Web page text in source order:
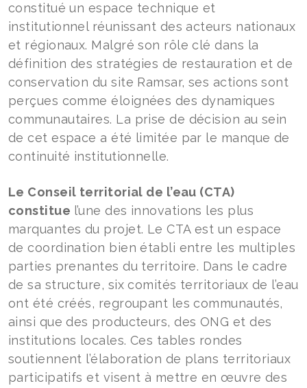
constitué un espace technique et
institutionnel réunissant des acteurs nationaux
et régionaux. Malgré son rôle clé dans la
définition des stratégies de restauration et de
conservation du site Ramsar, ses actions sont
perçues comme éloignées des dynamiques
communautaires. La prise de décision au sein
de cet espace a été limitée par le manque de
continuité institutionnelle.
Le Conseil territorial de l’eau (CTA)
constitue l’une des innovations les plus
marquantes du projet. Le CTA est un espace
de coordination bien établi entre les multiples
parties prenantes du territoire. Dans le cadre
de sa structure, six comités territoriaux de l’eau
ont été créés, regroupant les communautés,
ainsi que des producteurs, des ONG et des
institutions locales. Ces tables rondes
soutiennent l’élaboration de plans territoriaux
participatifs et visent à mettre en œuvre des